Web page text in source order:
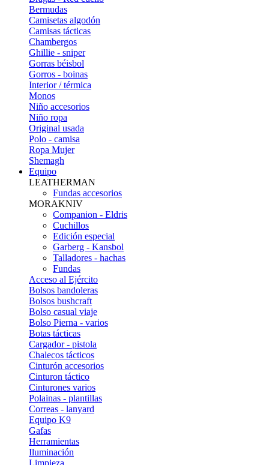
Bermudas
Camisetas algodón
Camisas tácticas
Chambergos
Ghillie - sniper
Gorras béisbol
Gorros - boinas
Interior / térmica
Monos
Niño accesorios
Niño ropa
Original usada
Polo - camisa
Ropa Mujer
Shemagh
Equipo
LEATHERMAN
Fundas accesorios
MORAKNIV
Companion - Eldris
Cuchillos
Edición especial
Garberg - Kansbol
Talladores - hachas
Fundas
Acceso al Ejército
Bolsos bandoleras
Bolsos bushcraft
Bolso casual viaje
Bolso Pierna - varios
Botas tácticas
Cargador - pistola
Chalecos tácticos
Cinturón accesorios
Cinturon táctico
Cinturones varios
Polainas - plantillas
Correas - lanyard
Equipo K9
Gafas
Herramientas
Iluminación
Limpieza